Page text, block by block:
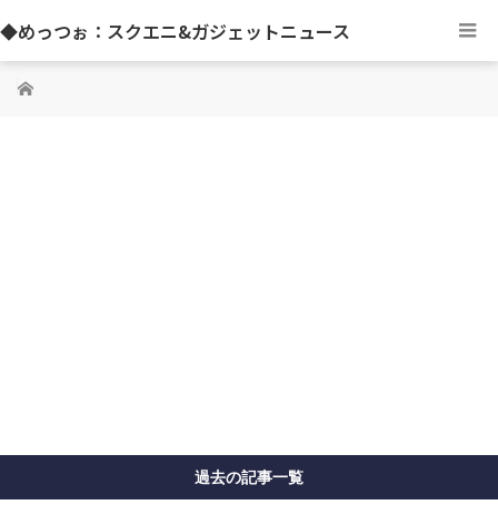
◆めっつぉ：スクエニ&ガジェットニュース
ホーム
過去の記事一覧